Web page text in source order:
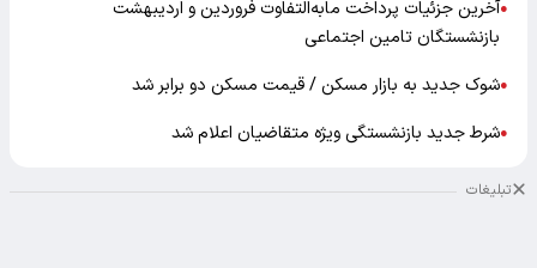
●آخرین جزئیات پرداخت مابه‌التفاوت فروردین و اردیبهشت
بازنشستگان تامین اجتماعی
●شوک جدید به بازار مسکن / قیمت مسکن دو برابر شد
●شرط جدید بازنشستگی ویژه متقاضیان اعلام شد
تبلیغات